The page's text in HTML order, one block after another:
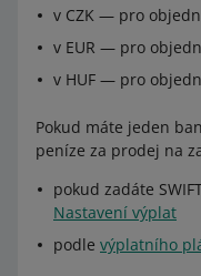
v CZK — pro
v EUR — pro
v HUF — pro
Pokud máte jeden
peníze za prodej na
pokud zadáte
Nastavení výplat
podle výplatního